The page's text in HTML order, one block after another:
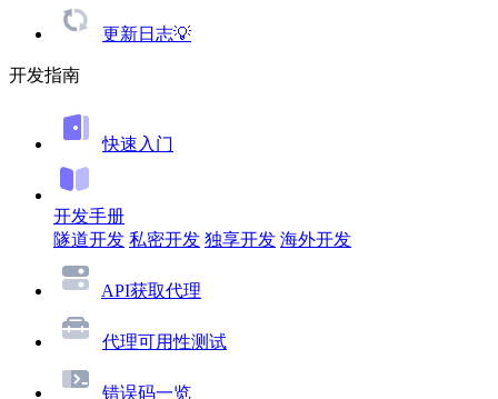
更新日志💡
开发指南
快速入门
开发手册
隧道开发 私密开发 独享开发 海外开发
API获取代理
代理可用性测试
错误码一览